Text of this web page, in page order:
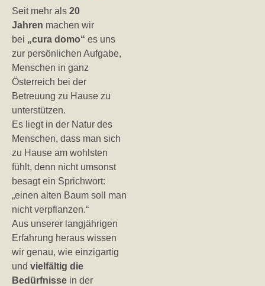
Seit mehr als 20
Jahren machen wir
bei „cura domo“ es uns
zur persönlichen Aufgabe,
Menschen in ganz
Österreich bei der
Betreuung zu Hause zu
unterstützen.
Es liegt in der Natur des
Menschen, dass man sich
zu Hause am wohlsten
fühlt, denn nicht umsonst
besagt ein Sprichwort:
„einen alten Baum soll man
nicht verpflanzen.“
Aus unserer langjährigen
Erfahrung heraus wissen
wir genau, wie einzigartig
und vielfältig die
Bedürfnisse in der